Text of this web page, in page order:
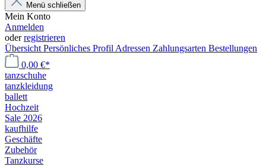
Menü schließen
Mein Konto
Anmelden
oderregistrieren
Übersicht Persönliches Profil Adressen Zahlungsarten Bestellungen
0,00 €*
tanzschuhe
tanzkleidung
ballett
Hochzeit
Sale 2026
kaufhilfe
Geschäfte
Zubehör
Tanzkurse